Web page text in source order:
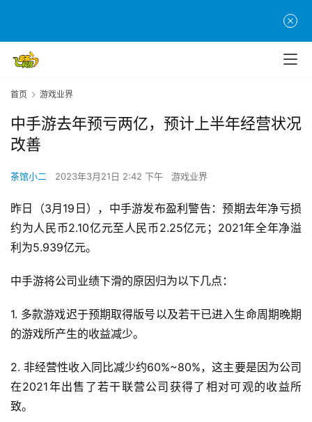
首
页
游
原
创
游
戏
业
界
首页 游戏业界
中手游去年预亏两亿，预计上半年经营状况
改善
茶馆小二 2023年3月21日 2:42 下午 游戏业界
昨日（3月19日），中手游发布盈利警告：预期去年净亏损
约为人民币2.10亿元至人民币2.25亿元；2021年全年净溢
利为5.939亿元。
中手游将公司业绩下滑的原因归为以下几点：
1. 多款游戏迟于预期取得版号以及若干已进入生命周期晚期
的游戏所产生的收益减少。
2. 非经营性收入同比减少约60%~80%，这主要是因为公司
在2021年出售了若干联营公司获得了相对可观的收益所
致。